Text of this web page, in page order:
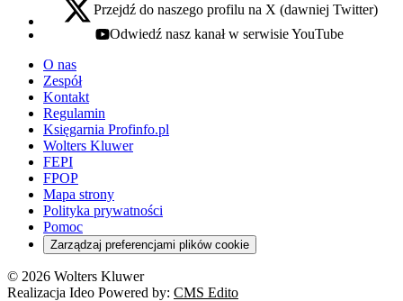
x - otwiera się w nowej karcie
Przejdź do naszego profilu na X (dawniej Twitter)
youtube - otwiera się w nowej karcie
Odwiedź nasz kanał w serwisie YouTube
O nas
Zespół
Kontakt
Regulamin
Księgarnia Profinfo.pl
Wolters Kluwer
FEPI
FPOP
Mapa strony
Polityka prywatności
Pomoc
Zarządzaj preferencjami plików cookie
© 2026 Wolters Kluwer
Realizacja Ideo Powered by: CMS Edito